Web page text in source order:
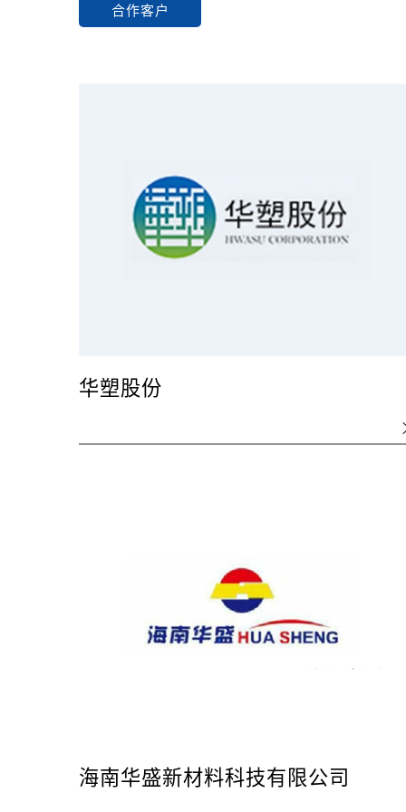
合作客户
华塑股份
海南华盛新材料科技有限公司